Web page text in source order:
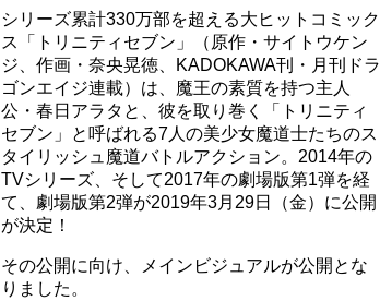
シリーズ累計330万部を超える大ヒットコミック
ス「トリニティセブン」（原作・サイトウケン
ジ、作画・奈央晃徳、KADOKAWA刊・月刊ドラ
ゴンエイジ連載）は、魔王の素質を持つ主人
公・春日アラタと、彼を取り巻く「トリニティ
セブン」と呼ばれる7人の美少女魔道士たちのス
タイリッシュ魔道バトルアクション。2014年の
TVシリーズ、そして2017年の劇場版第1弾を経
て、劇場版第2弾が2019年3月29日（金）に公開
が決定！
その公開に向け、メインビジュアルが公開とな
りました。